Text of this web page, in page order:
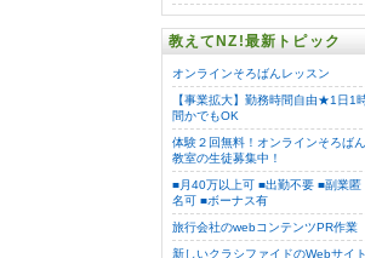
教えてNZ!最新トピック
オンラインそろばんレッスン
【事業拡大】勤務時間自由★1日1
間かでもOK
体験２回無料！オンラインそろばん
教室の生徒募集中！
■月40万以上可 ■出勤不要 ■副業匿
名可 ■ボーナス有
旅行会社のwebコンテンツPR作業
新しいクラシファイドのWebサイト